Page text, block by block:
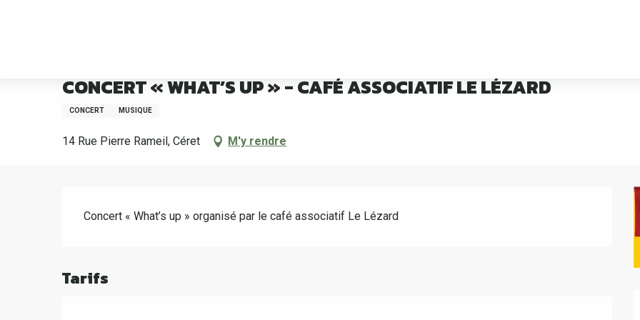
CONCERT « WHAT’S UP » - CAFÉ ASSOCIATIF LE LÉZARD
CONCERT MUSIQUE
14 Rue Pierre Rameil, Céret M'y rendre
Description
Concert « What’s up » organisé par le café associatif Le Lézard
Tarifs